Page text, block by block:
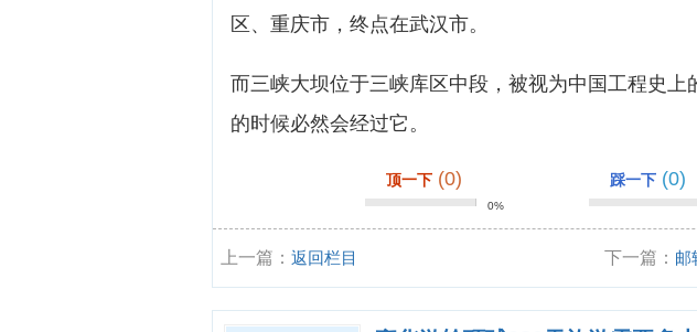
区、重庆市，终点在武汉市。
而三峡大坝位于三峡库区中段，被视为中国工程史上
的时候必然会经过它。
顶一下 (0)
0%
踩一下 (0)
上一篇： 返回栏目 下一篇： 邮